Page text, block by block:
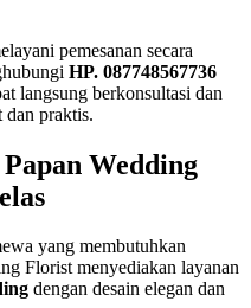
pemesanan secara
HP. 087748567736
langsung berkonsultasi dan
dan praktis.
Wedding
yang membutuhkan
Florist menyediakan layanan
dengan desain elegan dan